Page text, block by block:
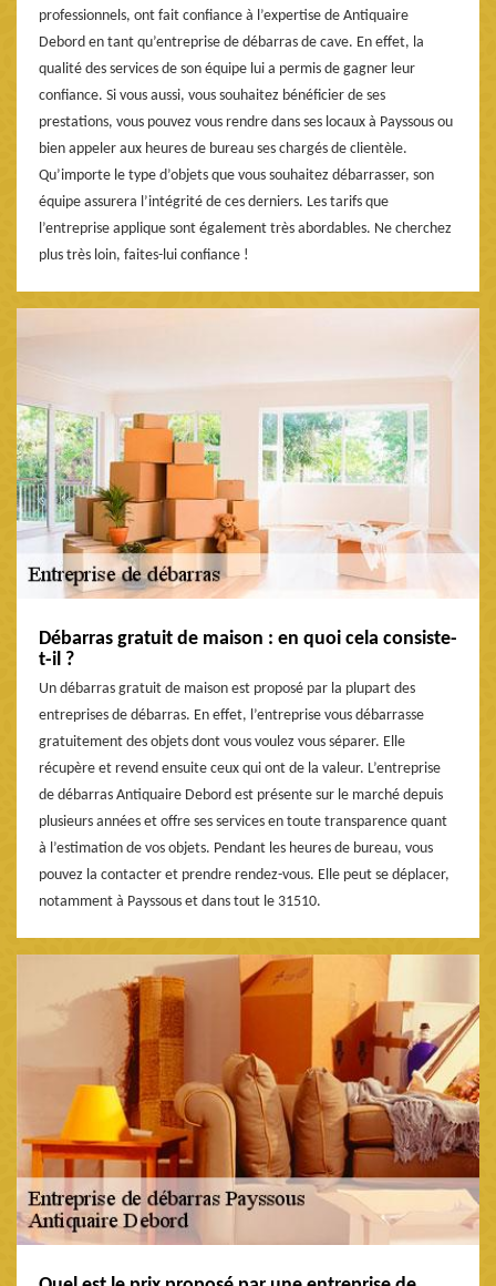
professionnels, ont fait confiance à l’expertise de Antiquaire
Debord en tant qu’entreprise de débarras de cave. En effet, la
qualité des services de son équipe lui a permis de gagner leur
confiance. Si vous aussi, vous souhaitez bénéficier de ses
prestations, vous pouvez vous rendre dans ses locaux à Payssous ou
bien appeler aux heures de bureau ses chargés de clientèle.
Qu’importe le type d’objets que vous souhaitez débarrasser, son
équipe assurera l’intégrité de ces derniers. Les tarifs que
l’entreprise applique sont également très abordables. Ne cherchez
plus très loin, faites-lui confiance !
Débarras gratuit de maison : en quoi cela consiste-
t-il ?
Un débarras gratuit de maison est proposé par la plupart des
entreprises de débarras. En effet, l’entreprise vous débarrasse
gratuitement des objets dont vous voulez vous séparer. Elle
récupère et revend ensuite ceux qui ont de la valeur. L’entreprise
de débarras Antiquaire Debord est présente sur le marché depuis
plusieurs années et offre ses services en toute transparence quant
à l’estimation de vos objets. Pendant les heures de bureau, vous
pouvez la contacter et prendre rendez-vous. Elle peut se déplacer,
notamment à Payssous et dans tout le 31510.